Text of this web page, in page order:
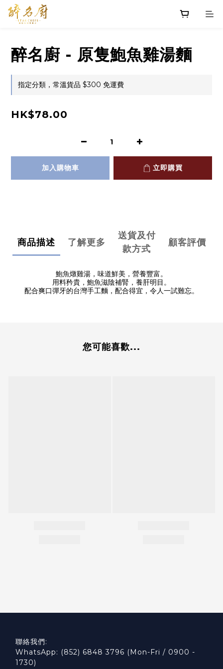
醉名廚 - 原隻鮑魚雞湯麵
指定分類，常溫貨品 $300 免運費
HK$78.00
加入購物車 立即購買
商品描述 了解更多
送貨及付
款方式
顧客評價
鮑魚燉雞湯，味道鮮美，營養豐富。
用料矜貴，鮑魚滋陰補腎，養肝明目。
配合爽口彈牙的台灣手工麵，配合得宜，令人一試難忘。
您可能喜歡...
聯絡我們:
WhatsApp: (852) 6848 3796 (Mon-Fri / 0900 -
1730)